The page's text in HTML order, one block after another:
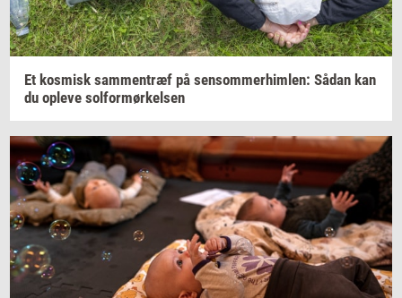
Et kos­misk sam­men­træf på sen­som­mer­him­len: Sådan kan
du op­le­ve sol­for­mør­kel­sen